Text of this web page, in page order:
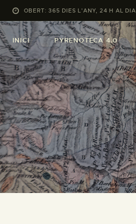
OBERT: 365 DIES L’ANY, 24 H AL DIA
INICI PYRENOTECA 4.0